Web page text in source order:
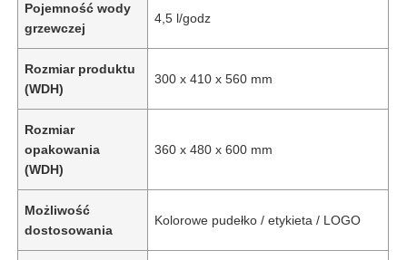
Pojemność wody
grzewczej
4,5 l/godz
Rozmiar produktu
(WDH)
300 x 410 x 560 mm
Rozmiar
opakowania
(WDH)
360 x 480 x 600 mm
Możliwość
dostosowania
Kolorowe pudełko / etykieta / LOGO